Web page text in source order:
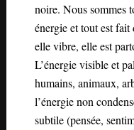
noire. Nous sommes
énergie et tout est fait
elle vibre, elle est
L’énergie visible et
humains, animaux,
l’énergie non
subtile (pensée,